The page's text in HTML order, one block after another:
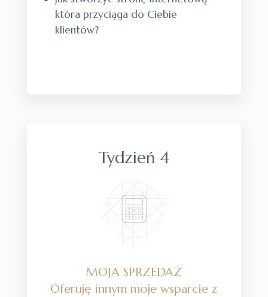
która przyciąga do Ciebie
klientów?
Tydzień 4
MOJA SPRZEDAŻ
Oferuję innym moje wsparcie z